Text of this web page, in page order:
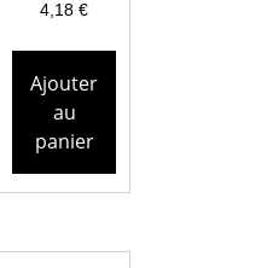
4,18€
Ajouter
au
panier